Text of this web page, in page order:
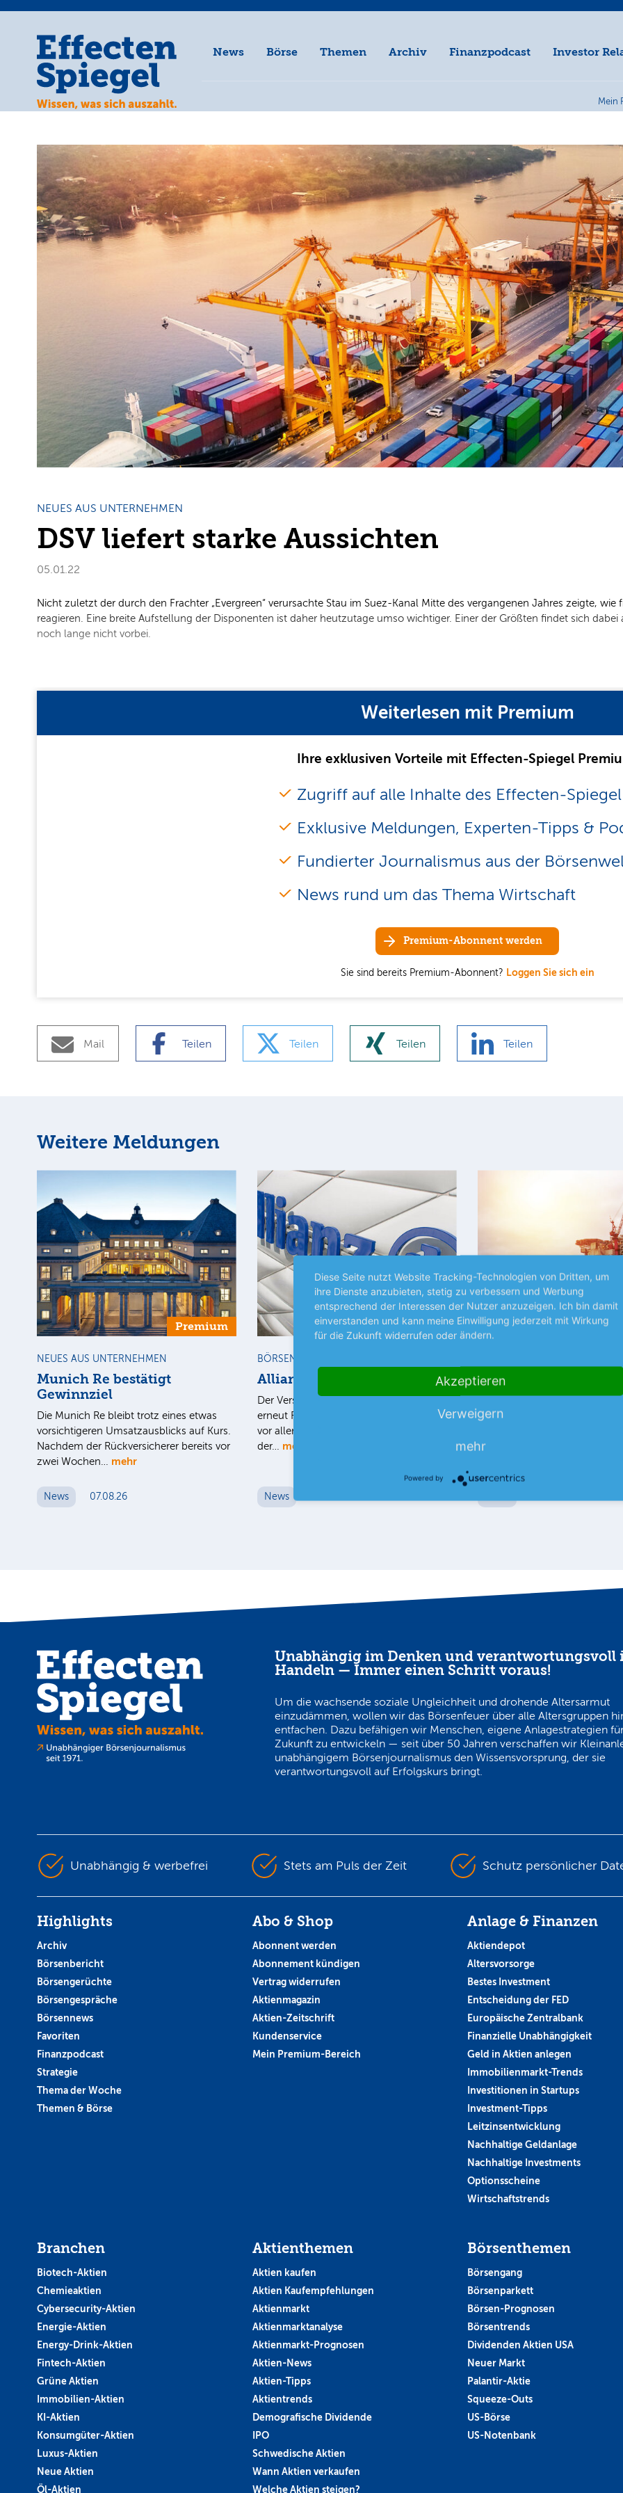
News Börse Themen Archiv Finanzpodcast Investor
Mein
NEUES AUS UNTERNEHMEN
DSV liefert starke Aussichten
05.01.22
Nicht zuletzt der durch den Frachter „Evergreen“ verursachte Stau im Suez-Kanal Mitte des vergangenen Jahres zeigte,
reagieren. Eine breite Aufstellung der Disponenten ist daher heutzutage umso wichtiger. Einer der Größten findet sich
noch lange nicht vorbei.
Weiterlesen mit Premium
Ihre exklusiven Vorteile mit Effecten-Spiegel
Zugriff auf alle Inhalte des Effecten-Spiegel
Exklusive Meldungen, Experten-Tipps &
Fundierter Journalismus aus der
News rund um das Thema Wirtschaft
Premium-Abonnent werden
Sie sind bereits Premium-Abonnent? Loggen Sie sich ein
Mail Teilen Teilen Teilen Teilen
Weitere Meldungen
Premium
NEUES AUS UNTERNEHMEN
Munich Re bestätigt
Gewinnziel
Die Munich Re bleibt trotz eines etwas
vorsichtigeren Umsatzausblicks auf Kurs.
Nachdem der Rückversicherer bereits vor
zwei Wochen… mehr
News 07.08.26
Premium
BÖRSENGESPRÄCHE
Allianz mit Rekordquartal
Der Versicherungsriese hat im 2. Quartal
erneut Rekordzahlen vorgelegt und dabei
vor allem vom boomenden Geschäft mit
der… mehr
News
BP trennt sich von
Geschäft
London – Beim britischen Öl-
Gaskonzern geht es gerade
Juli teilte Konzernchefin Meg
Unabhängig im Denken und verantwortungsvoll
Handeln — Immer einen Schritt voraus!
Um die wachsende soziale Ungleichheit und drohende Altersarmut
einzudämmen, wollen wir das Börsenfeuer über alle Altersgruppen
entfachen. Dazu befähigen wir Menschen, eigene Anlagestrategien
Zukunft zu entwickeln — seit über 50 Jahren verschaffen wir
unabhängigem Börsenjournalismus den Wissensvorsprung, der sie
verantwortungsvoll auf Erfolgskurs bringt.
Unabhängig & werbefrei Stets am Puls der Zeit Schutz persönlicher
Highlights
Archiv
Börsenbericht
Börsengerüchte
Börsengespräche
Börsennews
Favoriten
Finanzpodcast
Strategie
Thema der Woche
Themen & Börse
Abo & Shop
Abonnent werden
Abonnement kündigen
Vertrag widerrufen
Aktienmagazin
Aktien-Zeitschrift
Kundenservice
Mein Premium-Bereich
Anlage & Finanzen
Aktiendepot
Altersvorsorge
Bestes Investment
Entscheidung der FED
Europäische Zentralbank
Finanzielle Unabhängigkeit
Geld in Aktien anlegen
Immobilienmarkt-Trends
Investitionen in Startups
Investment-Tipps
Leitzinsentwicklung
Nachhaltige Geldanlage
Nachhaltige Investments
Optionsscheine
Wirtschaftstrends
Branchen
Biotech-Aktien
Chemieaktien
Cybersecurity-Aktien
Energie-Aktien
Energy-Drink-Aktien
Fintech-Aktien
Grüne Aktien
Immobilien-Aktien
KI-Aktien
Konsumgüter-Aktien
Luxus-Aktien
Neue Aktien
Öl-Aktien
Aktienthemen
Aktien kaufen
Aktien Kaufempfehlungen
Aktienmarkt
Aktienmarktanalyse
Aktienmarkt-Prognosen
Aktien-News
Aktien-Tipps
Aktientrends
Demografische Dividende
IPO
Schwedische Aktien
Wann Aktien verkaufen
Welche Aktien steigen?
Börsenthemen
Börsengang
Börsenparkett
Börsen-Prognosen
Börsentrends
Dividenden Aktien USA
Neuer Markt
Palantir-Aktie
Squeeze-Outs
US-Börse
US-Notenbank
Diese Seite nutzt Website Tracking-Technologien von Dritten, um
ihre Dienste anzubieten, stetig zu verbessern und Werbung
entsprechend der Interessen der Nutzer anzuzeigen. Ich bin damit
einverstanden und kann meine Einwilligung jederzeit mit Wirkung
für die Zukunft widerrufen oder ändern.
Akzeptieren
Verweigern
mehr
Powered by